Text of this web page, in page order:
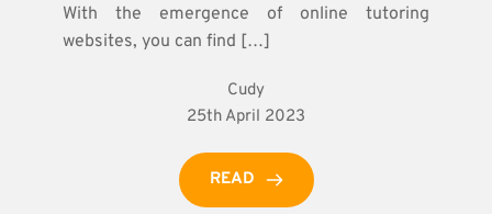
With the emergence of online tutoring
websites, you can find […]
Cudy
25th April 2023
READ